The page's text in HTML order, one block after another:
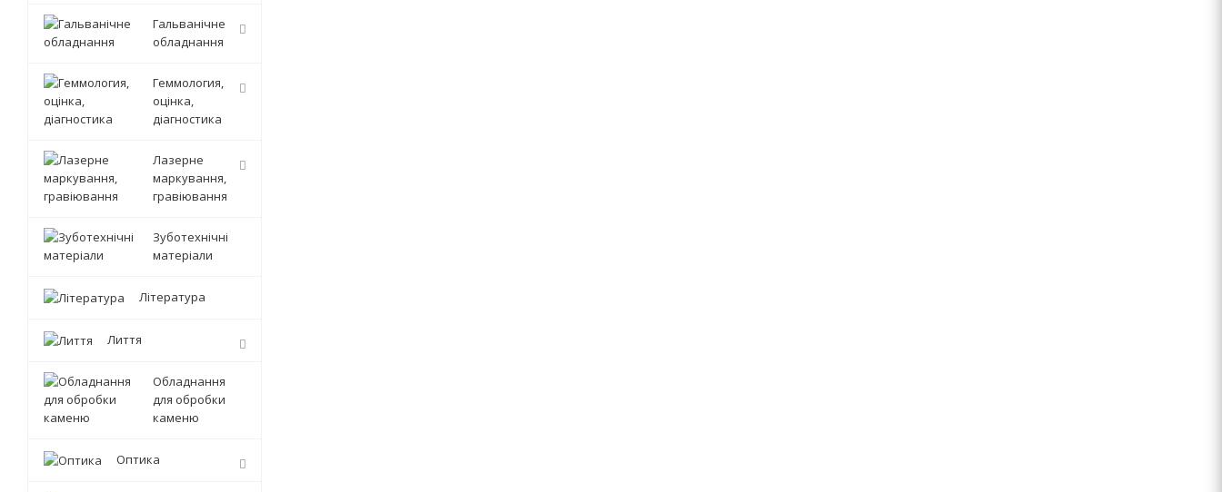
Гальванічне
обладнання
Геммология,
оцінка,
діагностика
Лазерне
маркування,
гравіювання
Зуботехнічні
матеріали
Література
Лиття
Обладнання
для обробки
каменю
Оптика